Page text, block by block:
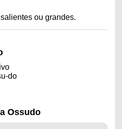
ou grandes.
do
Ossudo